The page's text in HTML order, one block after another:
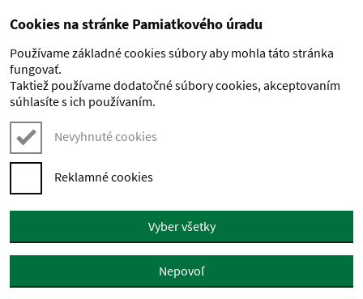
Preskočiť na hlavný obsah
Cookies na stránke Pamiatkového úradu
Používame základné cookies súbory aby mohla táto stránka
fungovať.
Taktiež používame dodatočné súbory cookies, akceptovaním
súhlasíte s ich používaním.
Nevyhnuté cookies
Reklamné cookies
Vyber všetky
Nepovoľ